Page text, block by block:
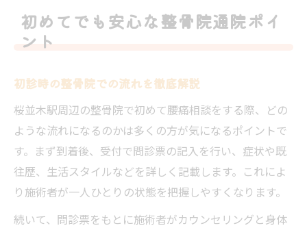
初めてでも安心な整骨院通院ポイ
ント
初診時の整骨院での流れを徹底解説
桜並木駅周辺の整骨院で初めて腰痛相談をする際、どの
ような流れになるのかは多くの方が気になるポイントで
す。まず到着後、受付で問診票の記入を行い、症状や既
往歴、生活スタイルなどを詳しく記載します。これによ
り施術者が一人ひとりの状態を把握しやすくなります。
続いて、問診票をもとに施術者がカウンセリングと身体